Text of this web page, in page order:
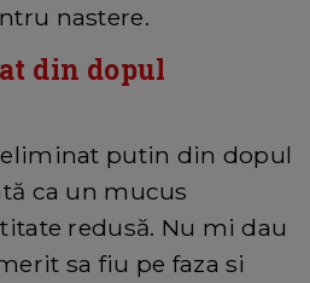
nastere.
din dopul
putin din dopul
ca un mucus
redusă. Nu mi dau
sa fiu pe faza si